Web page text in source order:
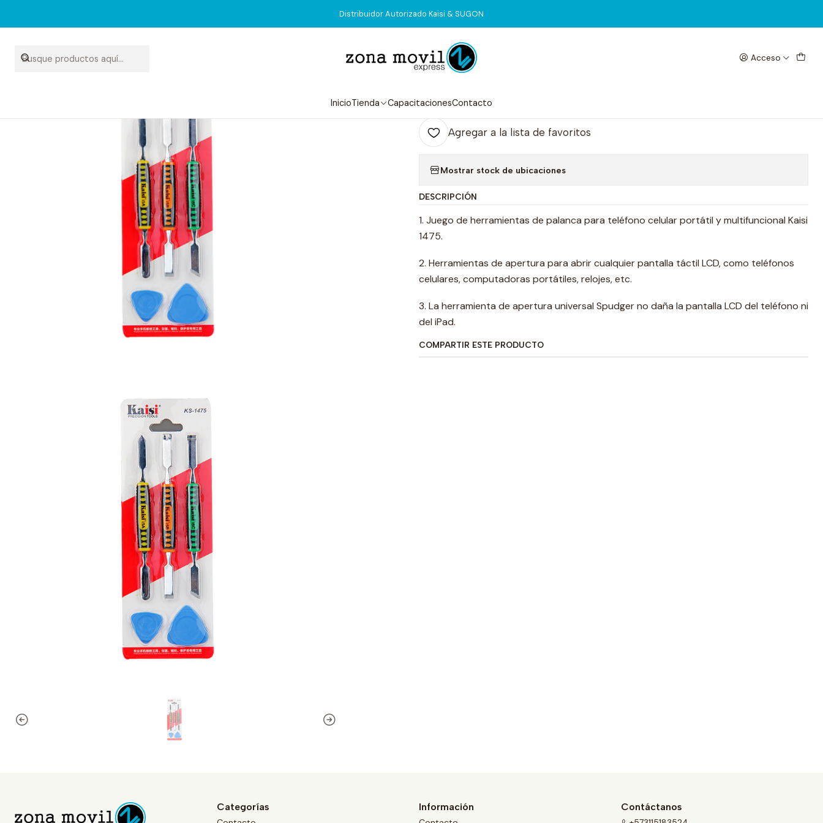
Acceso
InicioTienda CapacitacionesContacto
Distribuidor Autorizado Kaisi & SUGON
Tienda Herramientas Apertura Kaisi 1475
|
Apertura Kaisi 1475
Cantidad
Agregar a la lista de favoritos
Mostrar stock de ubicaciones
DESCRIPCIÓN
1. Juego de herramientas de palanca para teléfono celular portátil y multifuncional Kaisi
1475.
2. Herramientas de apertura para abrir cualquier pantalla táctil LCD, como teléfonos
celulares, computadoras portátiles, relojes, etc.
3. La herramienta de apertura universal Spudger no daña la pantalla LCD del teléfono ni
del iPad.
COMPARTIR ESTE PRODUCTO
Categorías Información Contáctanos